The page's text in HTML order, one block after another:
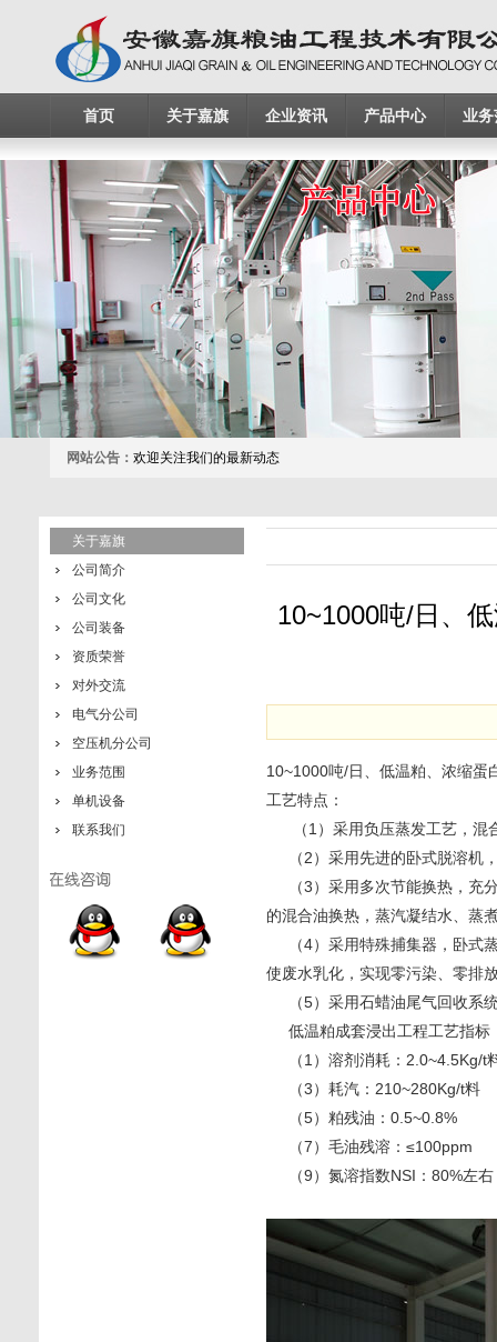
首页 关于嘉旗 企业资讯 产品中心 业务
网站公告： 欢迎关注我们的最新动态
关于嘉旗
公司简介
公司文化
公司装备
资质荣誉
对外交流
电气分公司
空压机分公司
业务范围
单机设备
联系我们
10~1000吨/日、
10~1000吨/日、低温粕、浓缩蛋
工艺特点：
（1）采用负压蒸发工艺，混
（2）采用先进的卧式脱溶机
（3）采用多次节能换热，充
的混合油换热，蒸汽凝结水、
（4）采用特殊捕集器，卧式
使废水乳化，实现零污染、零排
（5）采用石蜡油尾气回收系
低温粕成套浸出工程工艺指标
（1）溶剂消耗：2.0~4.5Kg/t
（3）耗汽：210~280Kg/t
（5）粕残油：0.5~0.8%
（7）毛油残溶：≤100ppm
（9）氮溶指数NSI：80%左右